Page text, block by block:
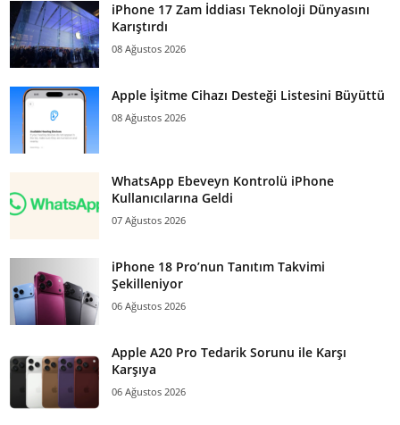
iPhone 17 Zam İddiası Teknoloji Dünyasını
Karıştırdı
08 Ağustos 2026
Apple İşitme Cihazı Desteği Listesini Büyüttü
08 Ağustos 2026
WhatsApp Ebeveyn Kontrolü iPhone
Kullanıcılarına Geldi
07 Ağustos 2026
iPhone 18 Pro’nun Tanıtım Takvimi
Şekilleniyor
06 Ağustos 2026
Apple A20 Pro Tedarik Sorunu ile Karşı
Karşıya
06 Ağustos 2026